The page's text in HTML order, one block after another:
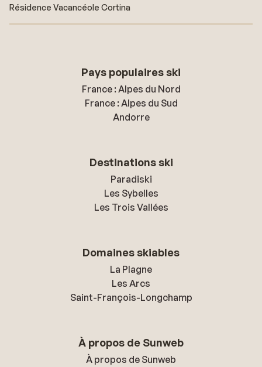
Résidence Vacancéole Cortina
Pays populaires ski
France : Alpes du Nord
France : Alpes du Sud
Andorre
Destinations ski
Paradiski
Les Sybelles
Les Trois Vallées
Domaines skiables
La Plagne
Les Arcs
Saint-François-Longchamp
À propos de Sunweb
À propos de Sunweb